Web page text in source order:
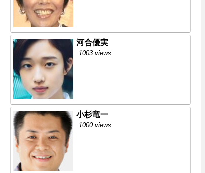
河合優実
1003 views
小杉竜一
1000 views